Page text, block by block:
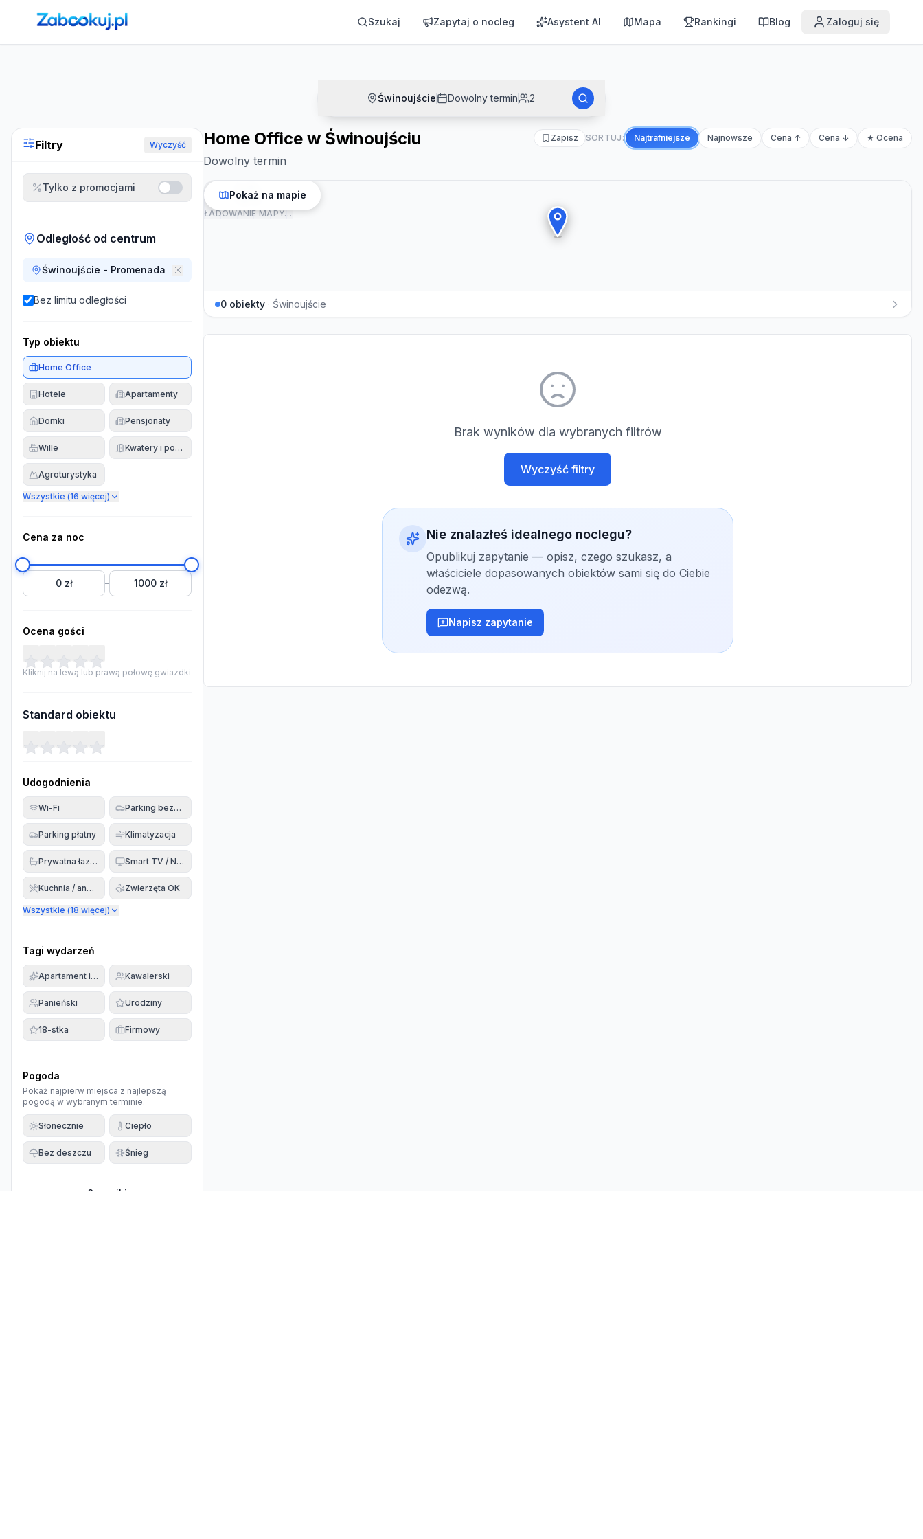
Strona główna ›Noclegi Szukaj Zapytaj o nocleg Asystent AI Mapa Rankingi Blog Zaloguj się
Świnoujście Dowolny termin 2
Filtry Wyczyść
Tylko z promocjami
Odległość od centrum
Świnoujście - Promenada
Bez limitu odległości
Typ obiektu
Home Office
Hotele Apartamenty
Domki Pensjonaty
Wille Kwatery i pokoje
Agroturystyka
Wszystkie (16 więcej)
Cena za noc
0 zł – 1000 zł
Ocena gości
Kliknij na lewą lub prawą połowę gwiazdki
Standard obiektu
Udogodnienia
Wi-Fi Parking bezpłatny
Parking płatny Klimatyzacja
Prywatna łazienka Smart TV / Netflix
Kuchnia / aneks Zwierzęta OK
Wszystkie (18 więcej)
Tagi wydarzeń
Apartament imprezowyKawalerski
Panieński Urodziny
18-stka Firmowy
Pogoda
Pokaż najpierw miejsca z najlepszą
pogodą w wybranym terminie.
Słonecznie Ciepło
Bez deszczu Śnieg
0 wyniki
Home Office w Świnoujściu
Dowolny termin
Zapisz SORTUJ: Najtrafniejsze Najnowsze Cena ↑ Cena ↓ ★ Ocena
ŁADOWANIE MAPY…
Pokaż na mapie
0 obiekty · Świnoujście
Brak wyników dla wybranych filtrów
Wyczyść filtry
Nie znalazłeś idealnego noclegu?
Opublikuj zapytanie — opisz, czego szukasz, a
właściciele dopasowanych obiektów sami się do Ciebie
odezwą.
Napisz zapytanie